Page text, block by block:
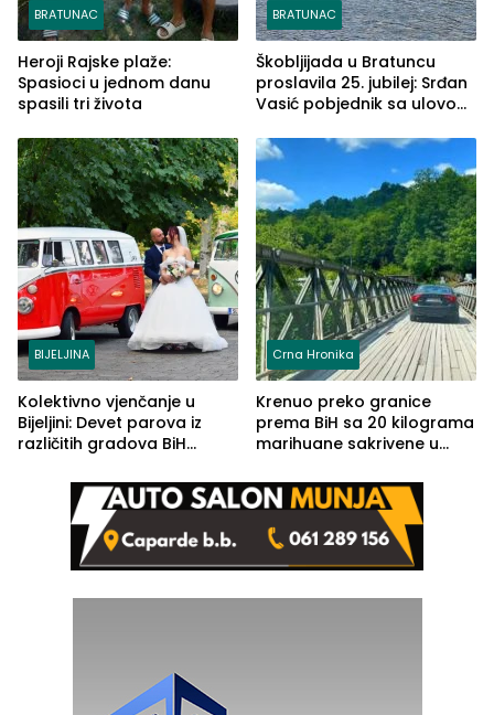
BRATUNAC
Heroji Rajske plaže:
Spasioci u jednom danu
spasili tri života
BRATUNAC
Škobljijada u Bratuncu
proslavila 25. jubilej: Srđan
Vasić pobjednik sa ulovom
BIJELJINA
Kolektivno vjenčanje u
Bijeljini: Devet parova iz
različitih gradova BiH
Crna Hronika
Krenuo preko granice
prema BiH sa 20 kilograma
marihuane sakrivene u